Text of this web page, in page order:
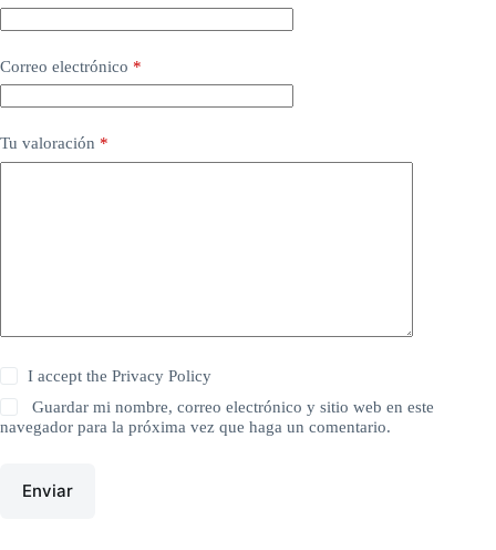
Correo electrónico *
Tu valoración *
I accept thePrivacy Policy
Guardar mi nombre, correo electrónico y sitio web en este
navegador para la próxima vez que haga un comentario.
Enviar